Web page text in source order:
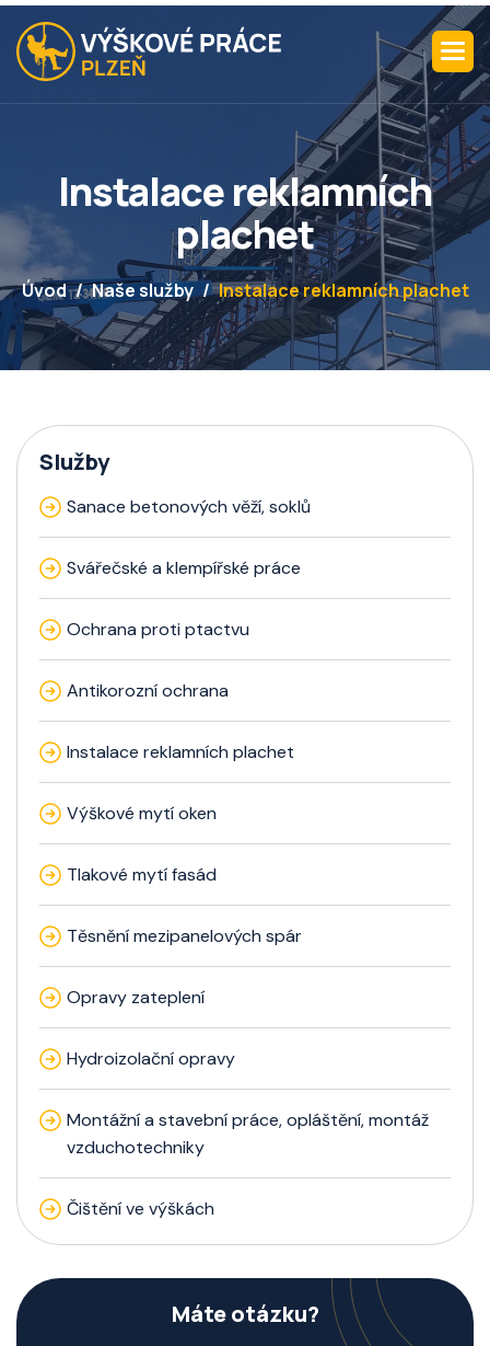
Instalacereklamních
plachet
Úvod Naše služby Instalace reklamních plachet
Služby
Sanace betonových věží, soklů
Svářečské a klempířské práce
Ochrana proti ptactvu
Antikorozní ochrana
Instalace reklamních plachet
Výškové mytí oken
Tlakové mytí fasád
Těsnění mezipanelových spár
Opravy zateplení
Hydroizolační opravy
Montážní a stavební práce, opláštění, montáž
vzduchotechniky
Čištění ve výškách
Máte otázku?